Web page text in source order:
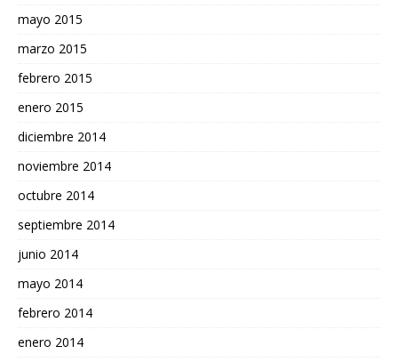
mayo 2015
marzo 2015
febrero 2015
enero 2015
diciembre 2014
noviembre 2014
octubre 2014
septiembre 2014
junio 2014
mayo 2014
febrero 2014
enero 2014